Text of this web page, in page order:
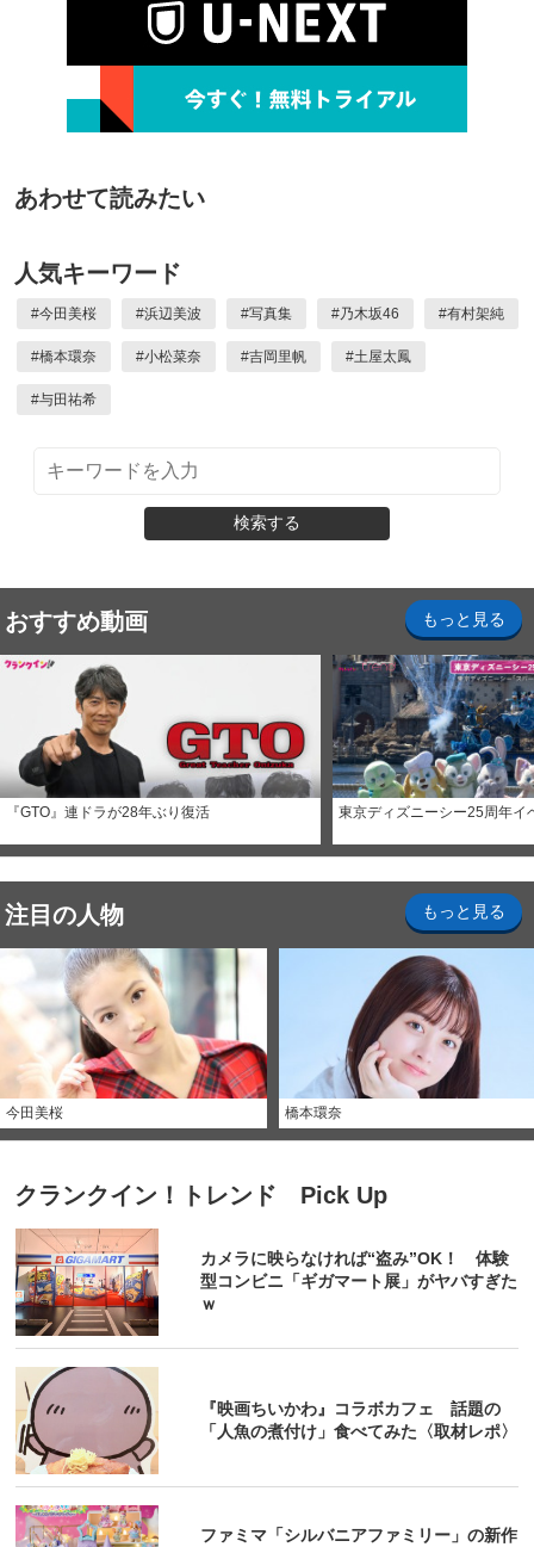
あわせて読みたい
人気キーワード
#今田美桜 #浜辺美波 #写真集 #乃木坂46 #有村架純
#橋本環奈 #小松菜奈 #吉岡里帆 #土屋太鳳
#与田祐希
検索する
おすすめ動画 もっと見る
『GTO』連ドラが28年ぶり復活 東京ディズニーシー25周年イ
注目の人物 もっと見る
今田美桜 橋本環奈
クランクイン！トレンド Pick Up
カメラに映らなければ“盗み”OK！ 体験
型コンビニ「ギガマート展」がヤバすぎた
ｗ
『映画ちいかわ』コラボカフェ 話題の
「人魚の煮付け」食べてみた〈取材レポ〉
ファミマ「シルバニアファミリー」の新作